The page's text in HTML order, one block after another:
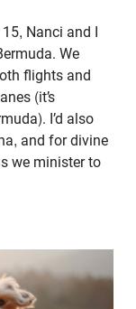
Nanci and I
We
flights and
(it’s
I’d also
and for divine
we minister to